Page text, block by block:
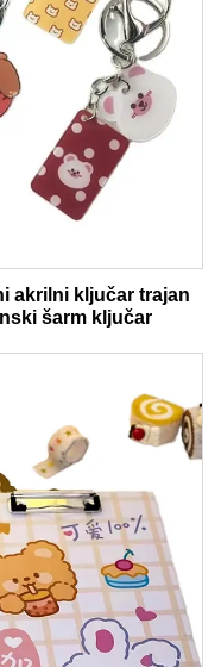
akrilni ključar trajan
šarm ključar